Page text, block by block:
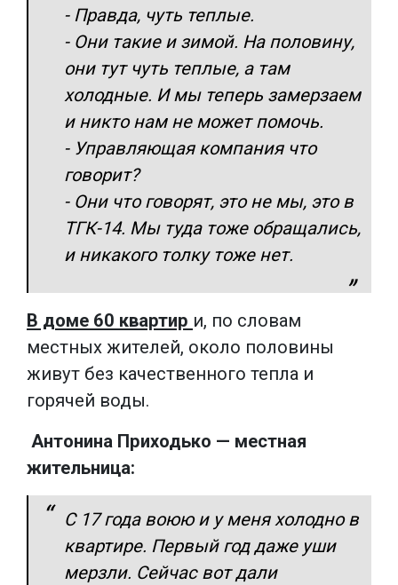
- Правда, чуть теплые.
- Они такие и зимой. На половину,
они тут чуть теплые, а там
холодные. И мы теперь замерзаем
и никто нам не может помочь.
- Управляющая компания что
говорит?
- Они что говорят, это не мы, это в
ТГК-14. Мы туда тоже обращались,
и никакого толку тоже нет.
В доме 60 квартир и, по словам
местных жителей, около половины
живут без качественного тепла и
горячей воды.
Антонина Приходько — местная
жительница:
С 17 года воюю и у меня холодно в
квартире. Первый год даже уши
мерзли. Сейчас вот дали